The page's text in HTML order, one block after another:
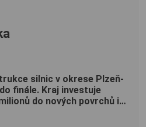
silnic v okrese Plzeň-
finále. Kraj investuje
do nových povrchů i